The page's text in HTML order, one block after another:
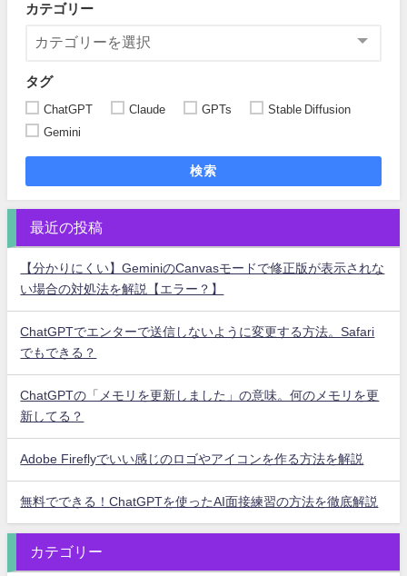
カテゴリー
タグ
ChatGPT Claude GPTs
Stable Diffusion
Gemini
検索
最近の投稿
【分かりにくい】GeminiのCanvasモードで修正版が表示されな
い場合の対処法を解説【エラー？】
ChatGPTでエンターで送信しないように変更する方法。Safari
でもできる？
ChatGPTの「メモリを更新しました」の意味。何のメモリを更
新してる？
Adobe Fireflyでいい感じのロゴやアイコンを作る方法を解説
無料でできる！ChatGPTを使ったAI面接練習の方法を徹底解説
カテゴリー